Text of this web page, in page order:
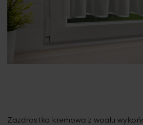
Zazdrostka kremowa z woalu